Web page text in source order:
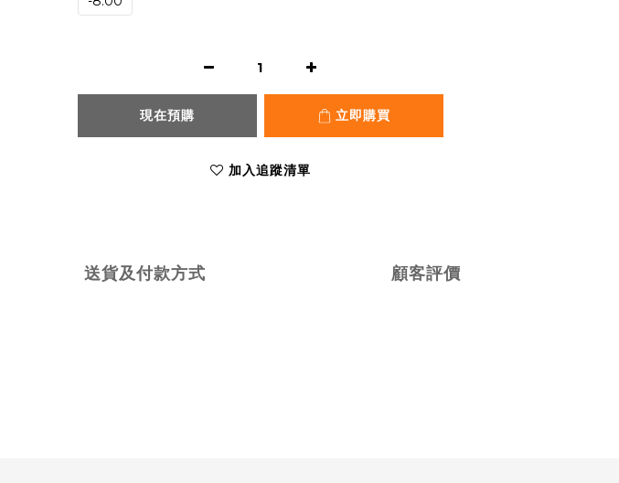
現在預購 立即購買
加入追蹤清單
送貨及付款方式 顧客評價